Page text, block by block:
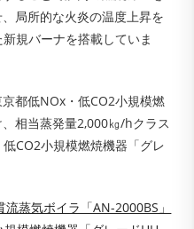
局所的な火炎の温度上昇を
規バーナを搭載していま
都低NOx・低CO2小規模燃
相当蒸発量2,000㎏/hクラス
CO2小規模燃焼機器「グレ
蒸気ボイラ「AN-2000BS」